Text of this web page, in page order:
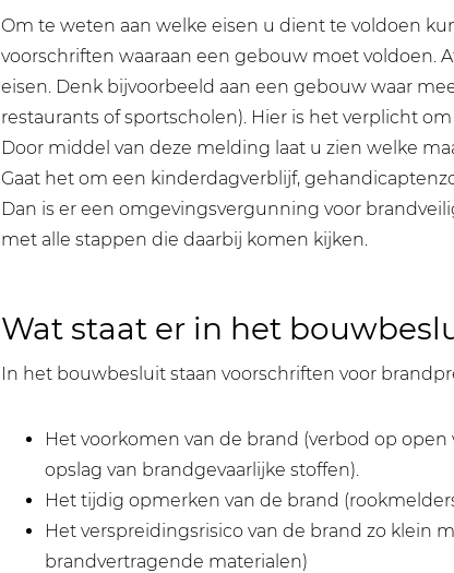
Om te weten aan welke eisen u dient te voldoen
voorschriften waaraan een gebouw moet voldoen.
eisen. Denk bijvoorbeeld aan een gebouw waar
restaurants of sportscholen). Hier is het verplicht
Door middel van deze melding laat u zien welke
Gaat het om een kinderdagverblijf,
Dan is er een omgevingsvergunning voor
met alle stappen die daarbij komen kijken.
Wat staat er in het
In het bouwbesluit staan voorschriften voor
Het voorkomen van de brand (verbod op
opslag van brandgevaarlijke stoffen).
Het tijdig opmerken van de brand
Het verspreidingsrisico van de brand zo klein
brandvertragende materialen)